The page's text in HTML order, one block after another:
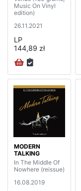
Music On Vinyl
edition)
26.11.2021
LP
144,89 zł
MODERN
TALKING
In The Middle Of
Nowhere (reissue)
16.08.2019